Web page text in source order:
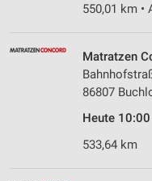
550,01 km •
Matratzen
86807
Heute
533,64 km